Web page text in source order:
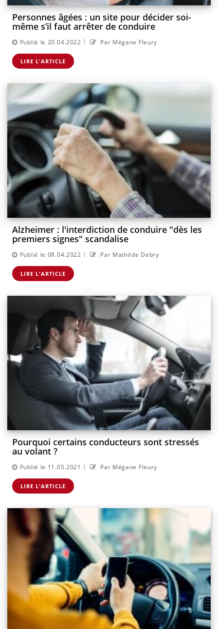
Personnes âgées : un site pour décider soi-
même s’il faut arrêter de conduire
Publié le 20.04.2022 | Par Mégane Fleury
LIRE L'ARTICLE
Alzheimer : l'interdiction de conduire "dès les
premiers signes" scandalise
Publié le 08.04.2022 | Par Mathilde Debry
LIRE L'ARTICLE
Pourquoi certains conducteurs sont stressés
au volant ?
Publié le 11.05.2021 | Par Mégane Fleury
LIRE L'ARTICLE